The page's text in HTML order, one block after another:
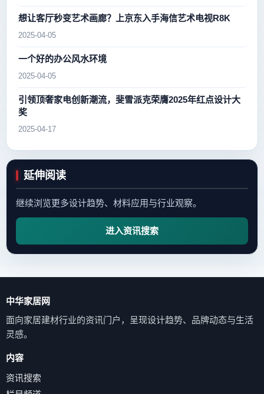
想让客厅秒变艺术画廊？上京东入手海信艺术电视R8K
2025-04-05
一个好的办公风水环境
2025-04-05
引领顶奢家电创新潮流，斐雪派克荣膺2025年红点设计大
奖
2025-04-17
延伸阅读
继续浏览更多设计趋势、材料应用与行业观察。
进入资讯搜索
中华家居网
面向家居建材行业的资讯门户，呈现设计趋势、品牌动态与生活
灵感。
内容
资讯搜索